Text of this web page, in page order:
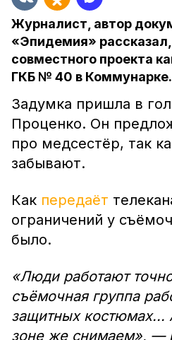
Журналист, автор
«Эпидемия»
совместного проекта
ГКБ № 40 в Коммунарке.
Задумка пришла в
Проценко. Он
про медсестёр, так
забывают.
Как передаёт
ограничений у
было.
«Люди работают
съёмочная группа
защитных костюмах...
зоне же снимаем», —